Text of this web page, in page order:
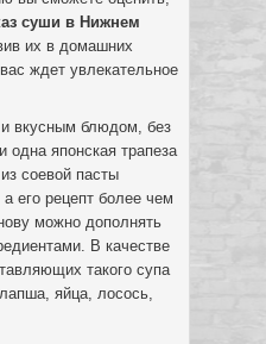
суши в Нижнем
их в домашних
ждет увлекательное
вкусным блюдом, без
одна японская трапеза
соевой пасты
его рецепт более чем
можно дополнять
В качестве
такого супа
яйца, лосось,